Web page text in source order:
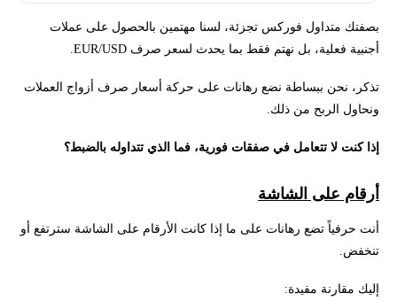
بصفتك متداول فوركس تجزئة، لسنا مهتمين بالحصول على عملات
أجنبية فعلية، بل نهتم فقط بما يحدث لسعر صرف EUR/USD.
تذكر، نحن ببساطة نضع رهانات على حركة أسعار صرف أزواج العملات
ونحاول الربح من ذلك.
إذا كنت لا تتعامل في صفقات فورية، فما الذي تتداوله بالضبط؟
أرقام على الشاشة
أنت حرفياً تضع رهانات على ما إذا كانت الأرقام على الشاشة سترتفع أو
تنخفض.
إليك مقارنة مفيدة: